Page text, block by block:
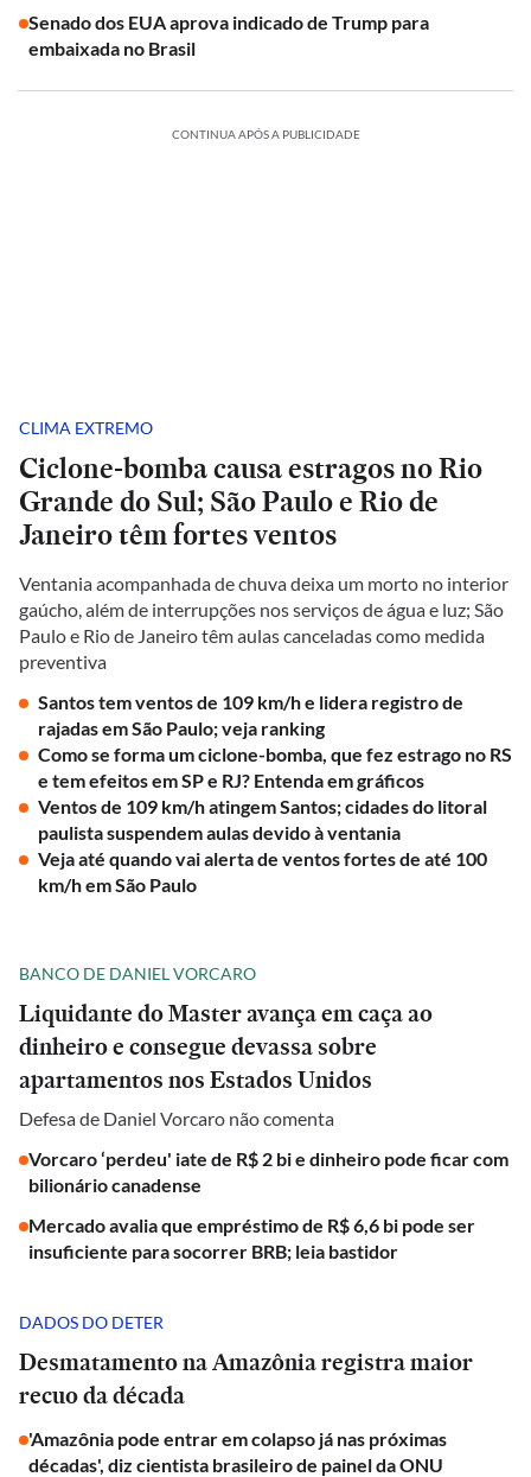
Senado dos EUA aprova indicado de Trump para
embaixada no Brasil
CONTINUA APÓS A PUBLICIDADE
CLIMA EXTREMO
Ciclone-bomba causa estragos no Rio
Grande do Sul; São Paulo e Rio de
Janeiro têm fortes ventos
Ventania acompanhada de chuva deixa um morto no interior
gaúcho, além de interrupções nos serviços de água e luz; São
Paulo e Rio de Janeiro têm aulas canceladas como medida
preventiva
Santos tem ventos de 109 km/h e lidera registro de
rajadas em São Paulo; veja ranking
Como se forma um ciclone-bomba, que fez estrago no RS
e tem efeitos em SP e RJ? Entenda em gráficos
Ventos de 109 km/h atingem Santos; cidades do litoral
paulista suspendem aulas devido à ventania
Veja até quando vai alerta de ventos fortes de até 100
km/h em São Paulo
BANCO DE DANIEL VORCARO
Liquidante do Master avança em caça ao
dinheiro e consegue devassa sobre
apartamentos nos Estados Unidos
Defesa de Daniel Vorcaro não comenta
Vorcaro ‘perdeu' iate de R$ 2 bi e dinheiro pode ficar com
bilionário canadense
Mercado avalia que empréstimo de R$ 6,6 bi pode ser
insuficiente para socorrer BRB; leia bastidor
DADOS DO DETER
Desmatamento na Amazônia registra maior
recuo da década
'Amazônia pode entrar em colapso já nas próximas
décadas', diz cientista brasileiro de painel da ONU